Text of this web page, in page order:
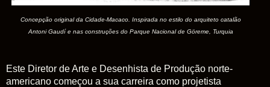
Concepção original da Cidade-Macaco. Inspirada no estilo do arquiteto catalão
Antoni Gaudí e nas construções do Parque Nacional de Göreme, Turquia
Este Diretor de Arte e Desenhista de Produção norte-
americano começou a sua carreira como projetista